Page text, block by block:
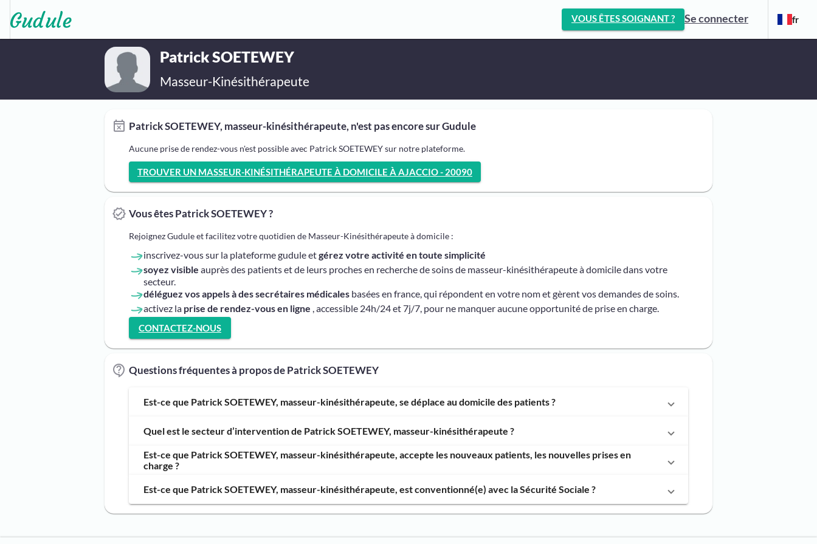
VOUS ÊTES SOIGNANT ? Se connecter fr
Patrick SOETEWEY
Masseur-Kinésithérapeute
Patrick SOETEWEY, masseur-kinésithérapeute, n'est pas encore sur Gudule
Aucune prise de rendez-vous n'est possible avec Patrick SOETEWEY sur notre plateforme.
TROUVER UN MASSEUR-KINÉSITHÉRAPEUTE À DOMICILE À AJACCIO - 20090
Vous êtes Patrick SOETEWEY ?
Rejoignez Gudule et facilitez votre quotidien de Masseur-Kinésithérapeute à domicile :
inscrivez-vous sur la plateforme gudule etgérez votre activité en toute simplicité
soyez visible auprès des patients et de leurs proches en recherche de soins de masseur-kinésithérapeute à domicile dans votre
secteur.
déléguez vos appels à des secrétaires médicales basées en france, qui répondent en votre nom et gèrent vos demandes de soins.
activez la prise de rendez-vous en ligne , accessible 24h/24 et 7j/7, pour ne manquer aucune opportunité de prise en charge.
CONTACTEZ-NOUS
Questions fréquentes à propos de Patrick SOETEWEY
Est-ce que Patrick SOETEWEY, masseur-kinésithérapeute, se déplace au domicile des patients ?
Quel est le secteur d’intervention de Patrick SOETEWEY, masseur-kinésithérapeute ?
Est-ce que Patrick SOETEWEY, masseur-kinésithérapeute, accepte les nouveaux patients, les nouvelles prises en
charge ?
Est-ce que Patrick SOETEWEY, masseur-kinésithérapeute, est conventionné(e) avec la Sécurité Sociale ?